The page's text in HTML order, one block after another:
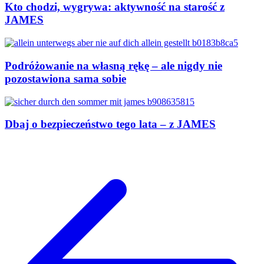
Kto chodzi, wygrywa: aktywność na starość z
JAMES
Podróżowanie na własną rękę – ale nigdy nie
pozostawiona sama sobie
Dbaj o bezpieczeństwo tego lata – z JAMES